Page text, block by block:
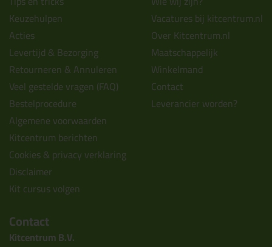
Keuzehulpen
Acties
Levertijd & Bezorging
Retourneren & Annuleren
Veel gestelde vragen (FAQ)
Bestelprocedure
Algemene voorwaarden
Kitcentrum berichten
Cookies & privacy verklaring
Disclaimer
Kit cursus volgen
Vacatures bij kitcentrum.nl
Over Kitcentrum.nl
Maatschappelijk
Winkelmand
Contact
Leverancier worden?
Contact
Kitcentrum B.V.